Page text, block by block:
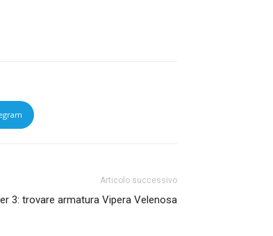
Articolo successivo
3: trovare armatura Vipera Velenosa